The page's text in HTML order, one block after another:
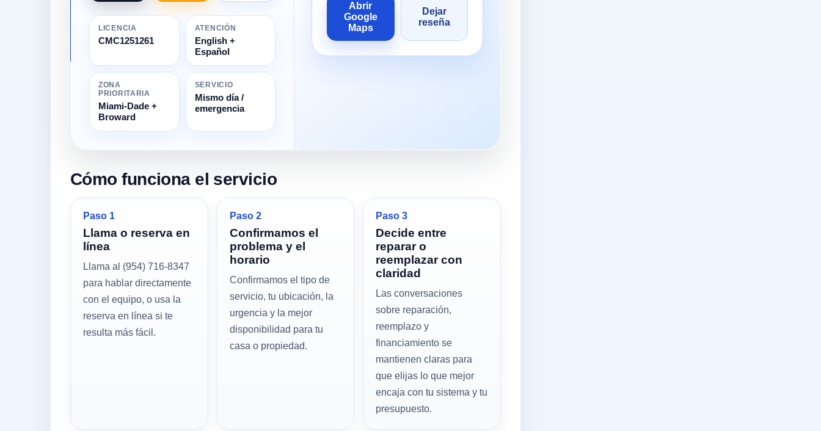
LICENCIA
CMC1251261
ATENCIÓN
English +
Español
ZONA
PRIORITARIA
Miami-Dade +
Broward
SERVICIO
Mismo día /
emergencia
Abrir
Google
Maps
Dejar
reseña
Cómo funciona el servicio
Paso 1
Llama o reserva en
línea
Llama al (954) 716-8347
para hablar directamente
con el equipo, o usa la
reserva en línea si te
resulta más fácil.
Paso 2
Confirmamos el
problema y el
horario
Confirmamos el tipo de
servicio, tu ubicación, la
urgencia y la mejor
disponibilidad para tu
casa o propiedad.
Paso 3
Decide entre
reparar o
reemplazar con
claridad
Las conversaciones
sobre reparación,
reemplazo y
financiamiento se
mantienen claras para
que elijas lo que mejor
encaja con tu sistema y tu
presupuesto.